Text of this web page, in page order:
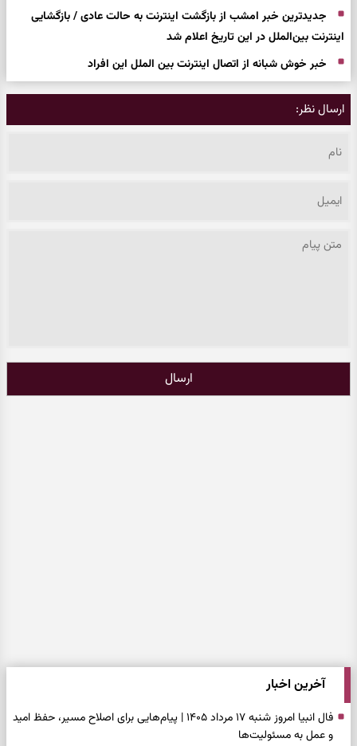
جدیدترین خبر امشب از بازگشت اینترنت به حالت عادی / بازگشایی
اینترنت بین‌الملل در این تاریخ اعلام شد
خبر خوش شبانه از اتصال اینترنت بین الملل این افراد
ارسال نظر:
ارسال
آخرین اخبار
فال انبیا امروز شنبه ۱۷ مرداد ۱۴۰۵ | پیام‌هایی برای اصلاح مسیر، حفظ امید
و عمل به مسئولیت‌ها